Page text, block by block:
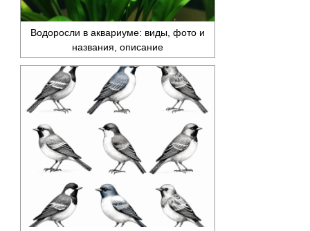
Водоросли в аквариуме: виды, фото и
названия, описание